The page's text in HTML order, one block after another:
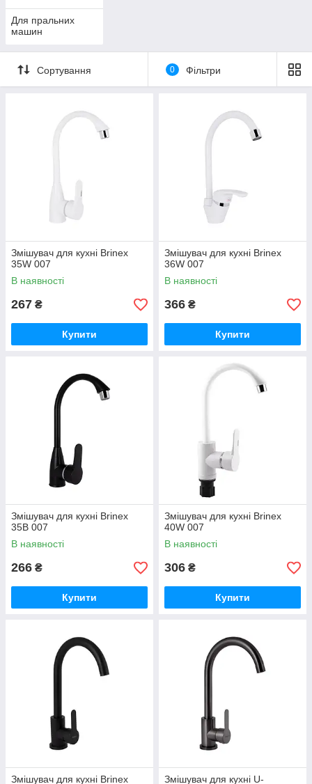
Для пральних
машин
Сортування 0 Фільтри
Змішувач для кухні Brinex
35W 007
В наявності
267 ₴
Купити
Змішувач для кухні Brinex
36W 007
В наявності
366 ₴
Купити
Змішувач для кухні Brinex
35B 007
В наявності
266 ₴
Купити
Змішувач для кухні Brinex
40W 007
В наявності
306 ₴
Купити
Змішувач для кухні Brinex Змішувач для кухні U-